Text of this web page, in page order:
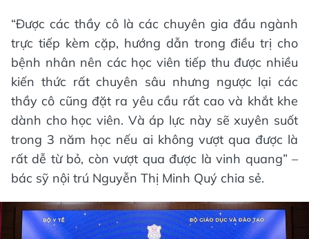
“Được các thầy cô là các chuyên gia đầu ngành
trực tiếp kèm cặp, hướng dẫn trong điều trị cho
bệnh nhân nên các học viên tiếp thu được nhiều
kiến thức rất chuyên sâu nhưng ngược lại các
thầy cô cũng đặt ra yêu cầu rất cao và khắt khe
dành cho học viên. Và áp lực này sẽ xuyên suốt
trong 3 năm học nếu ai không vượt qua được là
rất dễ từ bỏ, còn vượt qua được là vinh quang” –
bác sỹ nội trú Nguyễn Thị Minh Quý chia sẻ.